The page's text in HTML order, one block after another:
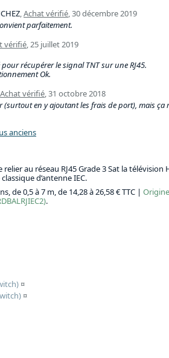
,Achat vérifié,30 décembre 2019
parfaitement.
vérifié,25 juillet 2019
récupérer le signal TNT sur une RJ45.
Ok.
Achat vérifié,31 octobre 2018
(surtout en y ajoutant les frais de port), mais ça
anciens
au réseau RJ45 Grade 3 Sat la
d’antenne IEC.
de 0,5 à 7 m, de 14,28 à 26,58 € TTC | Origine
.
¤
¤